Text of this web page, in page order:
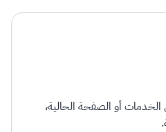
أو الصفحة الحالية،